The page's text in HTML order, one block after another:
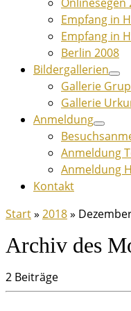
Empfang in
Empfang in
Berlin 2008
Bildergallerien
Gallerie
Gallerie
Anmeldung
Anmeldung
Anmeldung
Kontakt
Start» 2018»
Archiv des
2 Beiträge